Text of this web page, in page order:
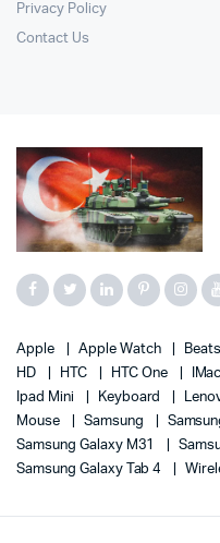
Privacy Policy
Contact Us
Apple Apple Watch Beats
HD
HTC HTC One IMac
Ipad Mini
Keyboard
Mouse
Samsung
Samsung Galaxy M31
Samsung Galaxy Tab 4